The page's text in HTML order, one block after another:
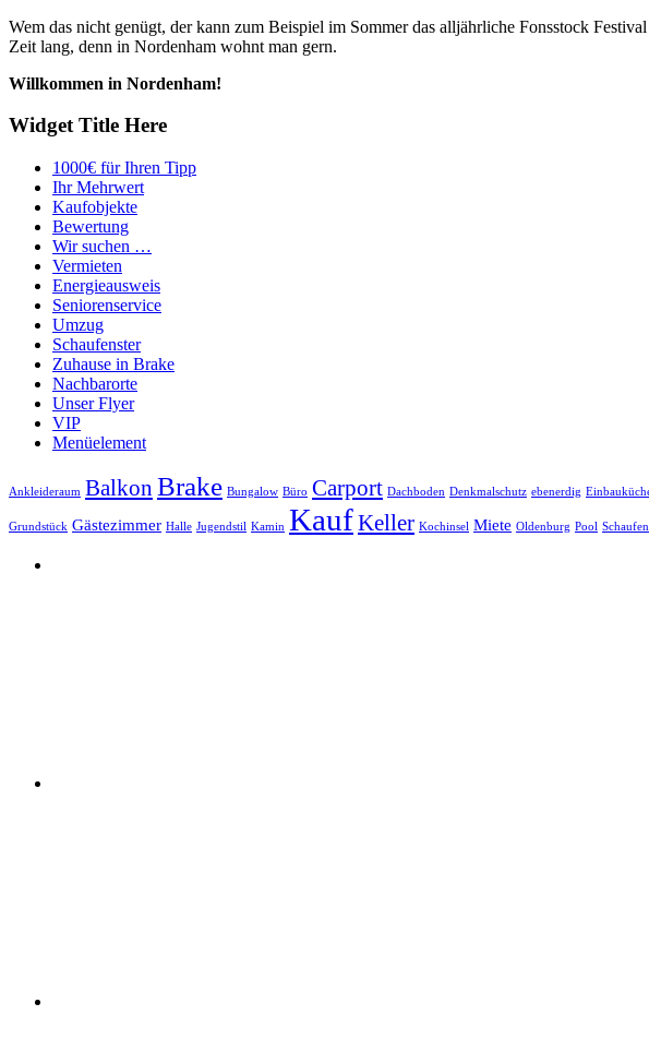
Wem das nicht genügt, der kann zum Beispiel im Sommer das alljährliche Fonsstock
Zeit lang, denn in Nordenham wohnt man gern.
Willkommen in Nordenham!
Widget Title Here
1000€ für Ihren Tipp
Ihr Mehrwert
Kaufobjekte
Bewertung
Wir suchen …
Vermieten
Energieausweis
Seniorenservice
Umzug
Schaufenster
Zuhause in Brake
Nachbarorte
Unser Flyer
VIP
Menüelement
Ankleideraum Balkon Brake Bungalow Büro Carport Dachboden Denkmalschutz ebenerdig
Grundstück Gästezimmer Halle Jugendstil Kamin KaufKeller Kochinsel Miete Oldenburg Pool